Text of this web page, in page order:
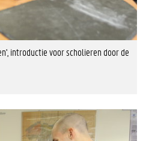
introductie voor scholieren door de